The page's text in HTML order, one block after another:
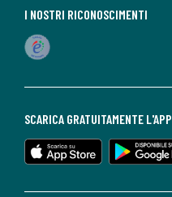
SCARICA GRATUITAMENTE L'APP
I NOSTRI RICONOSCIMENTI